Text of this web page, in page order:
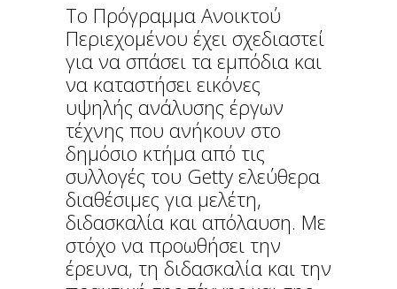
Το Πρόγραμμα Ανοικτού
Περιεχομένου έχει σχεδιαστεί
για να σπάσει τα εμπόδια και
να καταστήσει εικόνες
υψηλής ανάλυσης έργων
τέχνης που ανήκουν στο
δημόσιο κτήμα από τις
συλλογές του Getty ελεύθερα
διαθέσιμες για μελέτη,
διδασκαλία και απόλαυση. Με
στόχο να προωθήσει την
έρευνα, τη διδασκαλία και την